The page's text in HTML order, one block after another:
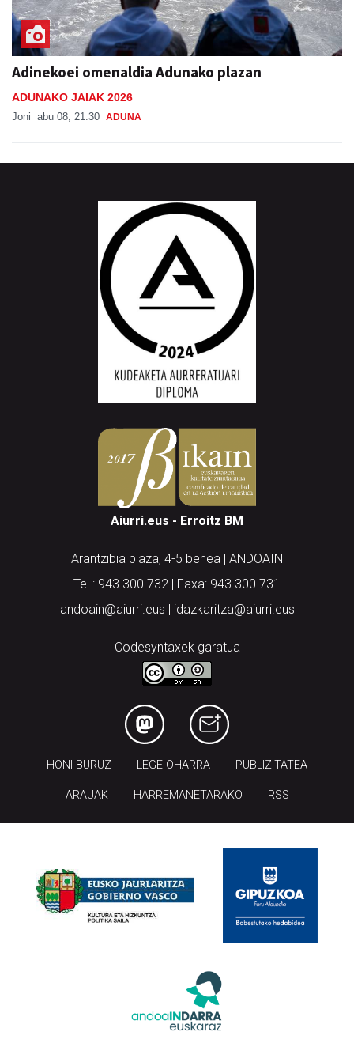
Adinekoei omenaldia Adunako plazan
ADUNAKO JAIAK 2026
Joni abu 08, 21:30 ADUNA
Aiurri.eus - Erroitz BM
Arantzibia plaza, 4-5 behea | ANDOAIN
Tel.: 943 300 732 | Faxa: 943 300 731
andoain@aiurri.eus | idazkaritza@aiurri.eus
Codesyntaxek garatua
HONI BURUZ LEGE OHARRA PUBLIZITATEA
ARAUAK HARREMANETARAKO RSS